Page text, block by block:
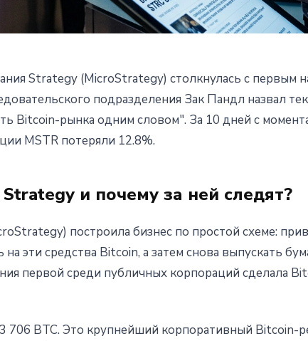
Strategy под первым
упал на 21%
Strategy (MicroStrategy) столкнулась с первым
подразделения Зак Пандл назвал
Bitcoin-рынка одним словом". За 10 дней с
MSTR потеряли 12.8%.
и почему за ней следят?
построила бизнес по простой схеме:
эти средства Bitcoin, а затем снова выпускать
первой среди публичных корпораций сделала
BTC. Это крупнейший корпоративный Bitcoin-